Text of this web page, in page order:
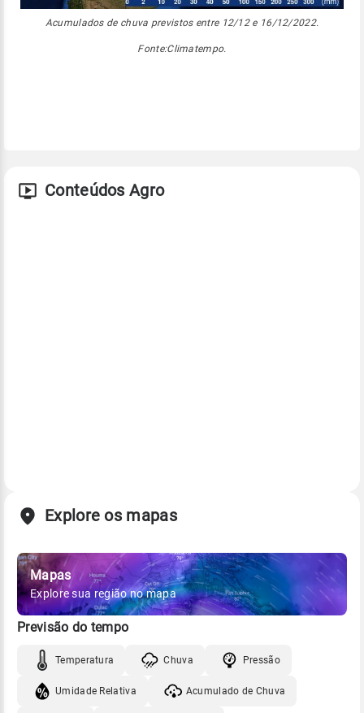
Acumulados de chuva previstos entre 12/12 e 16/12/2022.
Fonte:Climatempo.
Conteúdos Agro
Explore os mapas
Mapas
Explore sua região no mapa
Previsão do tempo
Temperatura Chuva Pressão
Umidade Relativa Acumulado de Chuva